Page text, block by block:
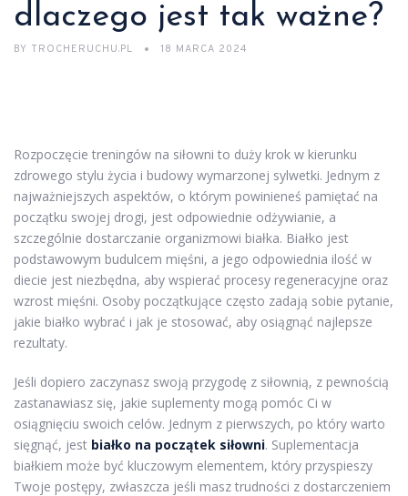
dlaczego jest tak ważne?
BY TROCHERUCHU.PL 18 MARCA 2024
Rozpoczęcie treningów na siłowni to duży krok w kierunku
zdrowego stylu życia i budowy wymarzonej sylwetki. Jednym z
najważniejszych aspektów, o którym powinieneś pamiętać na
początku swojej drogi, jest odpowiednie odżywianie, a
szczególnie dostarczanie organizmowi białka. Białko jest
podstawowym budulcem mięśni, a jego odpowiednia ilość w
diecie jest niezbędna, aby wspierać procesy regeneracyjne oraz
wzrost mięśni. Osoby początkujące często zadają sobie pytanie,
jakie białko wybrać i jak je stosować, aby osiągnąć najlepsze
rezultaty.
Jeśli dopiero zaczynasz swoją przygodę z siłownią, z pewnością
zastanawiasz się, jakie suplementy mogą pomóc Ci w
osiągnięciu swoich celów. Jednym z pierwszych, po który warto
sięgnąć, jest białko na początek siłowni. Suplementacja
białkiem może być kluczowym elementem, który przyspieszy
Twoje postępy, zwłaszcza jeśli masz trudności z dostarczeniem